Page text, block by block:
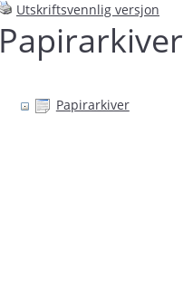
Utskriftsvennlig versjon
Papirarkiver
Papirarkiver